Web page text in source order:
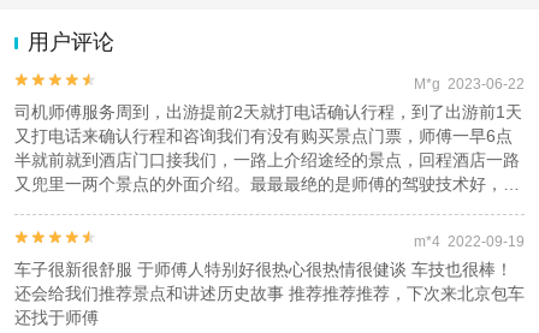
持手机畅通。超出指定区域的游客如需提供上门接/送服务，需加收费
用，具体建议您下单前咨询客服人员。
产品说明
车型：5座经济型轿车：丰田卡罗拉、日产轩逸级别可乘4人；5座舒
适型轿车：本田雅阁、日产天籁级别轿车可乘4人；7座舒适型商务
车：别克GL8级别商务车可乘6人；9座车：瑞风、格瑞斯等商务车；
龙、九龙等车型；35座车：金龙、宇通等大巴；42座：金龙、宇通等
大巴；51座：金龙、宇通等大巴；车辆暂不接受品牌指定，敬请谅
解。
注意事项
动（如跳伞、潜水、滑雪等）前，请务必仔细阅读
2.为普及旅游安全知识及旅游文明公约，使您的旅程顺利圆满完成，
特制定《去哪儿网旅游安全手册》 ，请您认真阅读并切实遵守。
用户评论

 M*g 2023-06-22
司机师傅服务周到，出游提前2天就打电话确认行程，到了出游前1天
又打电话来确认行程和咨询我们有没有购买景点门票，师傅一早6点
半就前就到酒店门口接我们，一路上介绍途经的景点，回程酒店一路
又兜里一两个景点的外面介绍。最最最绝的是师傅的驾驶技术好，去
车的路，只要1个半小时就到了，真的谢谢师傅！

 m*4 2022-09-19
车子很新很舒服 于师傅人特别好很热心很热情很健谈 车技也很棒！
还会给我们推荐景点和讲述历史故事 推荐推荐推荐，下次来北京包车
还找于师傅